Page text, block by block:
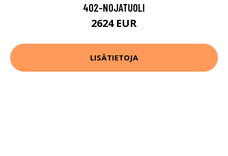
402-NOJATUOLI
2624 EUR
LISÄTIETOJA